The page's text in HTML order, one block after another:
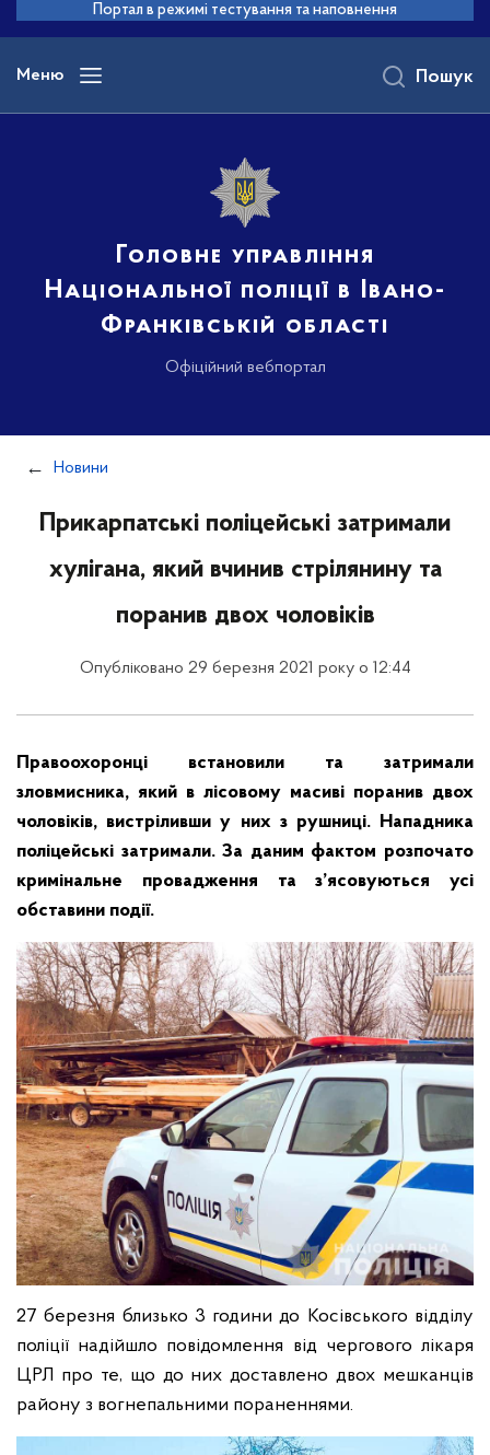
основного
вмісту
Портал в режимі тестування та наповнення
Меню
Головне управління
Національної поліції в Івано-
Франківській області
Офіційний вебпортал
Пошук
Новини
Прикарпатські поліцейські затримали
хулігана, який вчинив стрілянину та
поранив двох чоловіків
Опубліковано 29 березня 2021 року о 12:44
Правоохоронці встановили та затримали
зловмисника, який в лісовому масиві поранив двох
чоловіків, вистріливши у них з рушниці. Нападника
поліцейські затримали. За даним фактом розпочато
кримінальне провадження та з’ясовуються усі
обставини події.
27 березня близько 3 години до Косівського відділу
поліції надійшло повідомлення від чергового лікаря
ЦРЛ про те, що до них доставлено двох мешканців
району з вогнепальними пораненнями.